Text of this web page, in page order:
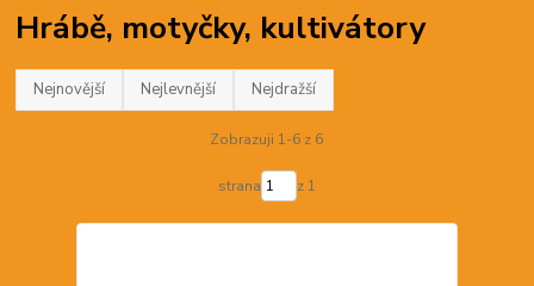
Hrábě, motyčky, kultivátory
Nejnovější Nejlevnější Nejdražší
Zobrazuji 1-6 z 6
strana z 1